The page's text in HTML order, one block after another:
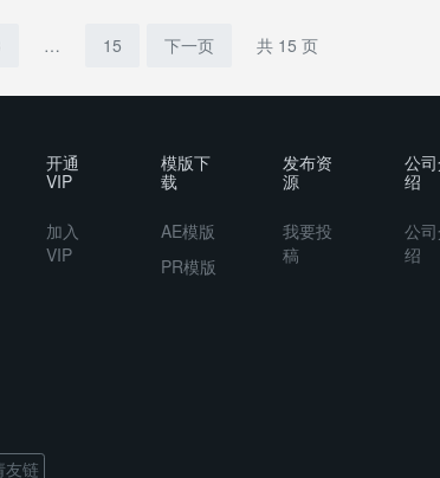
… 15 下一页 共 15 页
开通
VIP
加入
VIP
模版下
载
AE模版
PR模版
发布资
源
我要投
稿
公
绍
公
绍
友链